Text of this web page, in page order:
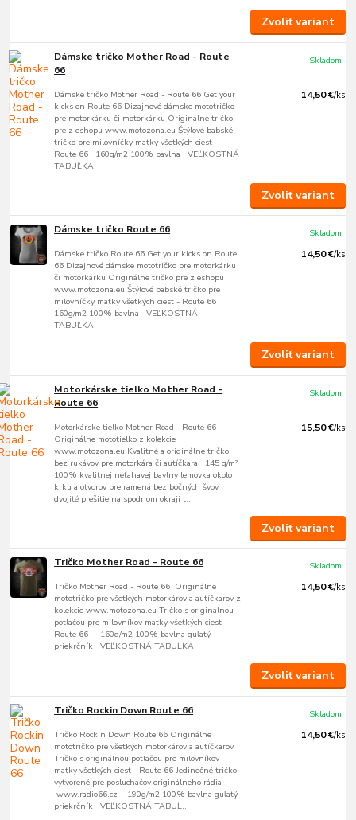
Zvoliť variant
Dámske tričko Mother Road - Route
66
Dámske tričko Mother Road - Route 66 Get your
kicks on Route 66 Dizajnové dámske mototričko
pre motorkárku či motorkárku Originálne tričko
pre z eshopu www.motozona.eu Štýlové babské
tričko pre milovníčky matky všetkých ciest -
Route 66 160g/m2 100% bavlna VEĽKOSTNÁ
TABUĽKA:
14,50 €/ks
Skladom
Zvoliť variant
Dámske tričko Route 66
Dámske tričko Route 66 Get your kicks on Route
66 Dizajnové dámske mototričko pre motorkárku
či motorkárku Originálne tričko pre z eshopu
www.motozona.eu Štýlové babské tričko pre
milovníčky matky všetkých ciest - Route 66
160g/m2 100% bavlna VEĽKOSTNÁ
TABUĽKA:
14,50 €/ks
Skladom
Zvoliť variant
Motorkárske tielko Mother Road -
Route 66
Motorkárske tielko Mother Road - Route 66
Originálne mototielko z kolekcie
www.motozona.eu Kvalitné a originálne tričko
bez rukávov pre motorkára či autíčkara 145 g/m²
100% kvalitnej neťahavej bavlny lemovka okolo
krku a otvorov pre ramená bez bočných švov
dvojité prešitie na spodnom okraji t...
15,50 €/ks
Skladom
Zvoliť variant
Tričko Mother Road - Route 66
Tričko Mother Road - Route 66 Originálne
mototričko pre všetkých motorkárov a autíčkarov z
kolekcie www.motozona.eu Tričko s originálnou
potlačou pre milovníkov matky všetkých ciest -
Route 66 160g/m2 100% bavlna guľatý
priekrčník VEĽKOSTNÁ TABUĽKA:
14,50 €/ks
Skladom
Zvoliť variant
Tričko Rockin Down Route 66
Tričko Rockin Down Route 66 Originálne
mototričko pre všetkých motorkárov a autíčkarov
Tričko s originálnou potlačou pre milovníkov
matky všetkých ciest - Route 66 Jedinečné tričko
vytvorené pre poslucháčov originálneho rádia
www.radio66.cz 190g/m2 100% bavlna guľatý
priekrčník VEĽKOSTNÁ TABUĽ...
14,50 €/ks
Skladom